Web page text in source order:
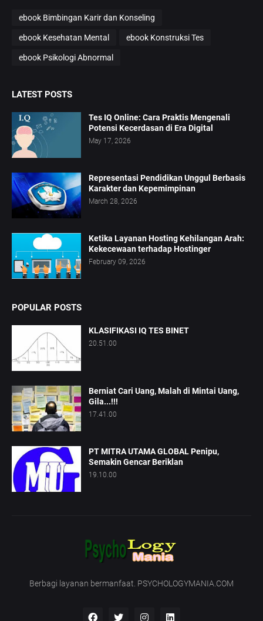
ebook Bimbingan Karir dan Konseling
ebook Kesehatan Mental ebook Konstruksi Tes
ebook Psikologi Abnormal
LATEST POSTS
Tes IQ Online: Cara Praktis Mengenali
Potensi Kecerdasan di Era Digital
May 17, 2026
Representasi Pendidikan Unggul Berbasis
Karakter dan Kepemimpinan
March 28, 2026
Ketika Layanan Hosting Kehilangan Arah:
Kekecewaan terhadap Hostinger
February 09, 2026
POPULAR POSTS
KLASIFIKASI IQ TES BINET
20.51.00
Berniat Cari Uang, Malah di Mintai Uang,
Gila...!!!
17.41.00
PT MITRA UTAMA GLOBAL Penipu,
Semakin Gencar Beriklan
19.10.00
Berbagi layanan bermanfaat. PSYCHOLOGYMANIA.COM